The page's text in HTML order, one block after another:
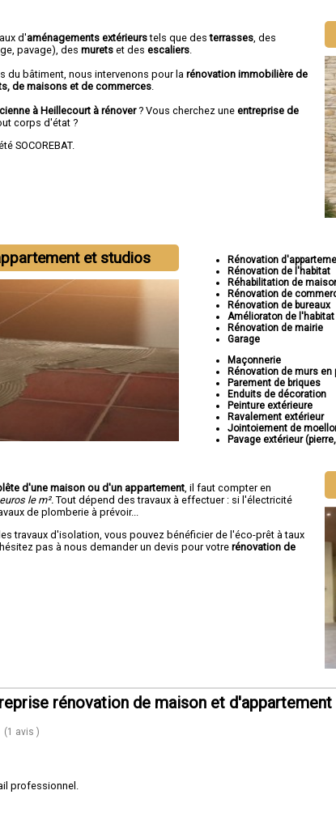
d'aménagements extérieurstels que desterrasses , des
pavage), des murets et des escaliers
du bâtiment, nous intervenons pour la rénovation immobilière de
de maisons et de commerces
à Heillecourt à rénover? Vous cherchez une entreprise de
corps d'état ?
SOCOREBAT.
et studios
Rénovation
Rénovation de l'habitat
Réhabilitation de
Rénovation de
Rénovation de bureaux
Amélioraton de l'habitat
Rénovation de mairie
Garage
Maçonnerie
Rénovation de murs en
Parement de briques
Enduits de décoration
Peinture extérieure
Ravalement extérieur
Jointoiement de
Pavage extérieur
d'une maison ou d'un appartement , il faut compter en
le m². Tout dépend des travaux à effectuer : si l'électricité
de plomberie à prévoir...
travaux d'isolation, vous pouvez bénéficier de l'éco-prêt à taux
pas à nous demander un devis pour votre rénovation de
rénovation de maison et
(1 avis )
professionnel.